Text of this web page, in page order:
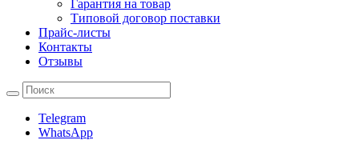
Гарантия на товар
Типовой договор поставки
Прайс-листы
Контакты
Отзывы
Telegram
WhatsApp